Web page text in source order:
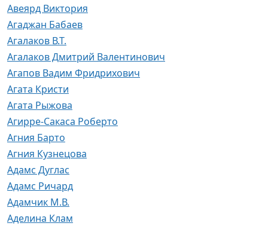
Авеярд Виктория
Агаджан Бабаев
Агалаков В.Т.
Агалаков Дмитрий Валентинович
Агапов Вадим Фридрихович
Агата Кристи
Агата Рыжова
Агирре-Сакаса Роберто
Агния Барто
Агния Кузнецова
Адамс Дуглас
Адамс Ричард
Адамчик М.В.
Аделина Клам